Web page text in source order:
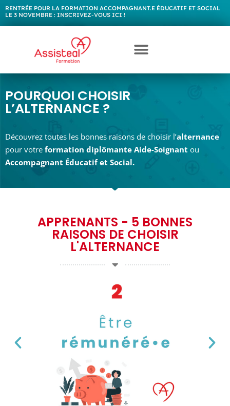
RENTRÉE POUR LA FORMATION ACCOMPAGNANT.E ÉDUCATIF ET SOCIAL
LE 3 NOVEMBRE : INSCRIVEZ-VOUS ICI !
POURQUOI CHOISIR
L’ALTERNANCE ?
Découvrez toutes les bonnes raisons de choisir l’alternance
pour votre formation diplômante Aide-Soignant ou
Accompagnant Éducatif et Social.
APPRENANTS - 5 BONNES
RAISONS DE CHOISIR
L'ALTERNANCE